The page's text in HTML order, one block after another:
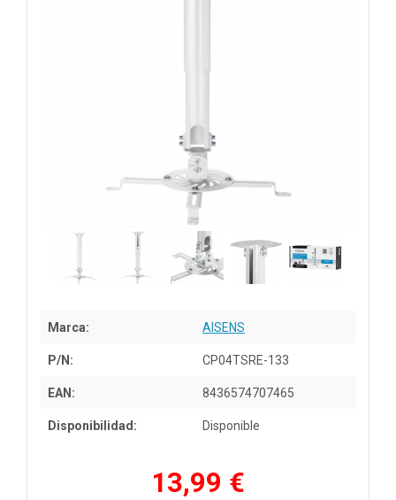
Marca: AISENS
P/N: CP04TSRE-133
EAN: 8436574707465
Disponibilidad: Disponible
13,99 €